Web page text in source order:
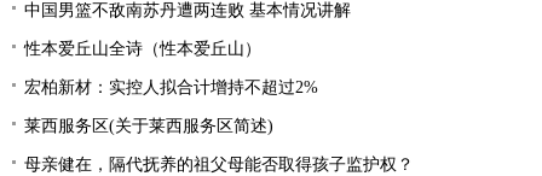
中国男篮不敌南苏丹遭两连败 基本情况讲解
性本爱丘山全诗（性本爱丘山）
宏柏新材：实控人拟合计增持不超过2%
莱西服务区(关于莱西服务区简述)
母亲健在，隔代抚养的祖父母能否取得孩子监护权？